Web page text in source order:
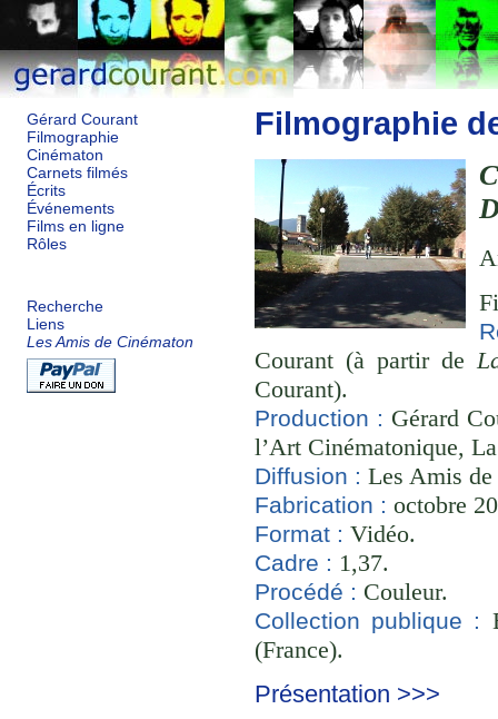
Gérard Courant
Filmographie
Cinématon
Carnets filmés
Écrits
Événements
Films en ligne
Rôles
Recherche
Liens
Les Amis de Cinématon
Filmographie
Courant (à partir de
Courant).
Production : Gérard
l’Art Cinématonique,
Diffusion : Les Amis
Fabrication : octobre
Format : Vidéo.
Cadre : 1,37.
Procédé : Couleur.
Collection publique :
(France).
Présentation >>>